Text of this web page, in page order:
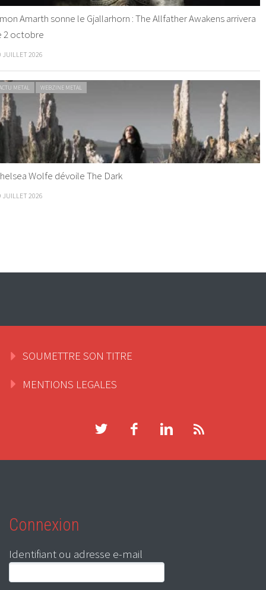
Amarth sonne le Gjallarhorn : The Allfather Awakens arrivera
2 octobre
JUILLET 2026
METAL WEBZINE METAL
Wolfe dévoile The Dark
JUILLET 2026
SOUMETTRE SON TITRE
MENTIONS LEGALES
Connexion
Identifiant ou adresse e-mail